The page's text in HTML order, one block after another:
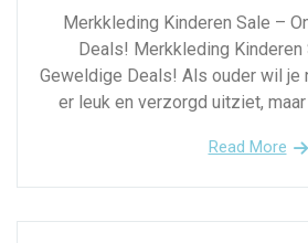
Merkkleding Kinderen Sale –
Deals! Merkkleding Kinderen
Geweldige Deals! Als ouder wil je
er leuk en verzorgd uitziet,
Read More